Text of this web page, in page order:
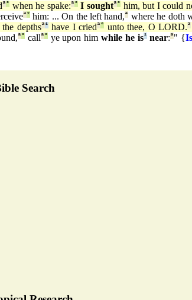
ª°when he spake:ª° I soughtª° him, but I could
ª°him: ... On the left hand,ª where he doth
depthsª¹have I criedª° unto thee, O LORD.ª
ª° callª°ye upon him while he is¹near:ª" {
Search